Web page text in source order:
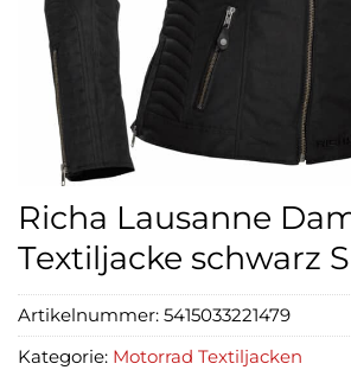
Richa Lausanne
Textiljacke schwarz
Artikelnummer: 5415033221479
Kategorie: Motorrad Textiljacken